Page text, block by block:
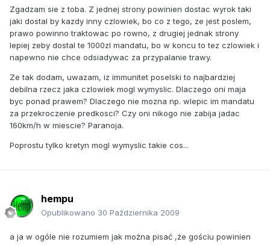
Zgadzam sie z toba. Z jednej strony powinien dostac wyrok taki
jaki dostal by kazdy inny czlowiek, bo co z tego, ze jest poslem,
prawo powinno traktowac po rowno, z drugiej jednak strony
lepiej zeby dostal te 1000zl mandatu, bo w koncu to tez czlowiek i
napewno nie chce odsiadywac za przypalanie trawy.
Ze tak dodam, uwazam, iz immunitet poselski to najbardziej
debilna rzecz jaka czlowiek mogl wymyslic. Dlaczego oni maja
byc ponad prawem? Dlaczego nie mozna np. wlepic im mandatu
za przekroczenie predkosci? Czy oni nikogo nie zabija jadac
160km/h w miescie? Paranoja.
Poprostu tylko kretyn mogl wymyslic takie cos...
hempu
Opublikowano 30 Października 2009
a ja w ogóle nie rozumiem jak można pisać ,że gościu powinien